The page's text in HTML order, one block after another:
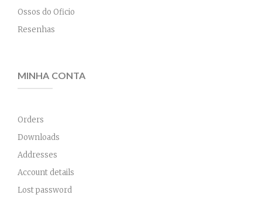
Ossos do Oficio
Resenhas
MINHA CONTA
Orders
Downloads
Addresses
Account details
Lost password